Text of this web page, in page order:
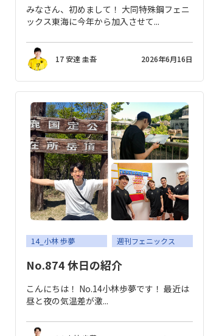
みなさん、初めまして！ 大同特殊鋼フェニ
ックス東海に今年から加入させて...
17 安達 圭吾 2026年6月16日
14_小林 歩夢 週刊フェニックス
No.874 休日の紹介
こんにちは！ No.14小林歩夢です！ 最近は
昼と夜の気温差が激...